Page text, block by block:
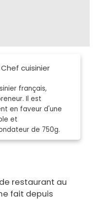
cuisinier
français,
Il est
en faveur d'une
et
de 750g.
restaurant au
fait depuis